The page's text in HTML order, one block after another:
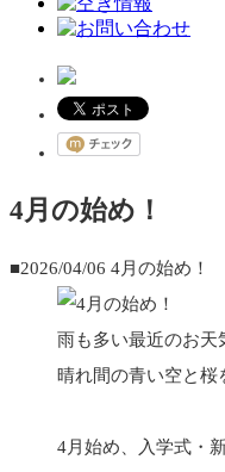
4月の始め！
■2026/04/06 4月の始め！
雨も多い最近のお天
晴れ間の青い空と桜
4月始め、入学式・